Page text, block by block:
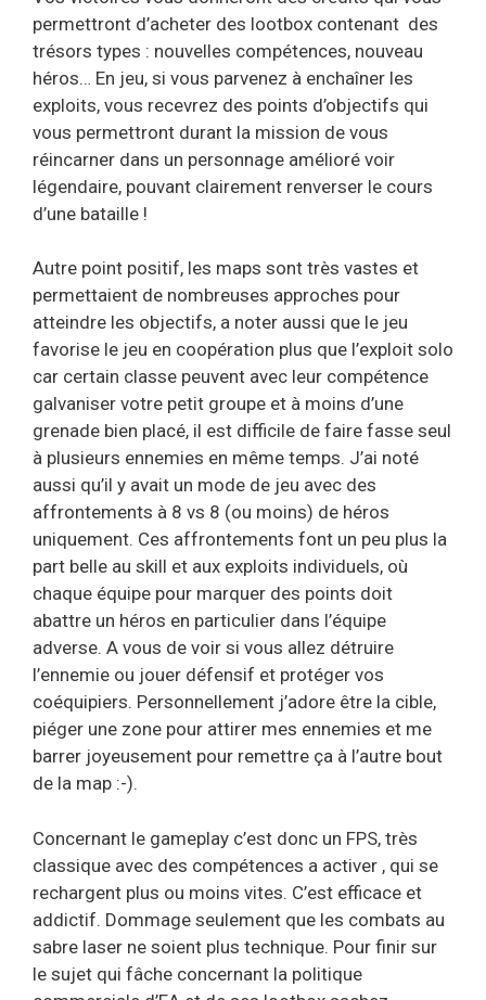
permettront d’acheter des lootbox contenant des
trésors types : nouvelles compétences, nouveau
héros… En jeu, si vous parvenez à enchaîner les
exploits, vous recevrez des points d’objectifs qui
vous permettront durant la mission de vous
réincarner dans un personnage amélioré voir
légendaire, pouvant clairement renverser le cours
d’une bataille !
Autre point positif, les maps sont très vastes et
permettaient de nombreuses approches pour
atteindre les objectifs, a noter aussi que le jeu
favorise le jeu en coopération plus que l’exploit solo
car certain classe peuvent avec leur compétence
galvaniser votre petit groupe et à moins d’une
grenade bien placé, il est difficile de faire fasse seul
à plusieurs ennemies en même temps. J’ai noté
aussi qu’il y avait un mode de jeu avec des
affrontements à 8 vs 8 (ou moins) de héros
uniquement. Ces affrontements font un peu plus la
part belle au skill et aux exploits individuels, où
chaque équipe pour marquer des points doit
abattre un héros en particulier dans l’équipe
adverse. A vous de voir si vous allez détruire
l’ennemie ou jouer défensif et protéger vos
coéquipiers. Personnellement j’adore être la cible,
piéger une zone pour attirer mes ennemies et me
barrer joyeusement pour remettre ça à l’autre bout
de la map :-).
Concernant le gameplay c’est donc un FPS, très
classique avec des compétences a activer , qui se
rechargent plus ou moins vites. C’est efficace et
addictif. Dommage seulement que les combats au
sabre laser ne soient plus technique. Pour finir sur
le sujet qui fâche concernant la politique